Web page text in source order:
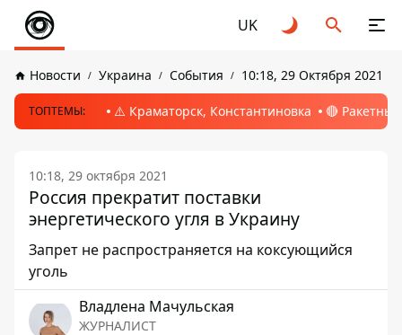
UK
Новости Украина События 10:18, 29 Октября 2021
ТОПТЕМЫ: ⚠️ Краматорск, Константиновка 🔴
10:18, 29 октября 2021
Россия прекратит поставки
энергетического угля в Украину
Запрет не распространяется на коксующийся
уголь
Владлена Мачульская
ЖУРНАЛИСТ